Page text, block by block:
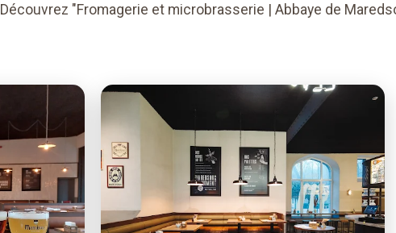
Découvrez "Fromagerie et microbrasserie | Abbaye de